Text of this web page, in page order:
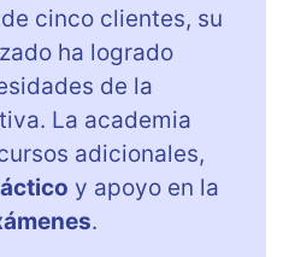
cinco clientes, su
ha logrado
de la
La academia
adicionales,
y apoyo en la
.